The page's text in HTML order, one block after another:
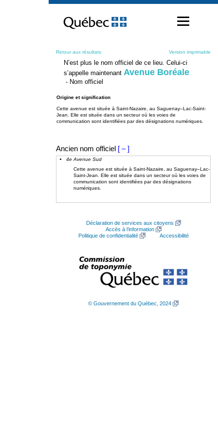
contenu
Retour aux résultats Version imprimable
N’est plus le nom officiel de ce lieu. Celui-ci
s’appelle maintenant Avenue Boréale
- Nom officiel
Origine et signification
Cette avenue est située à Saint-Nazaire, au Saguenay–Lac-Saint-
Jean. Elle est située dans un secteur où les voies de
communication sont identifiées par des désignations numériques.
Ancien nom officiel [ – ]
4e Avenue Sud
Cette avenue est située à Saint-Nazaire, au Saguenay–Lac-
Saint-Jean. Elle est située dans un secteur où les voies de
communication sont identifiées par des désignations
numériques.
Déclaration de services aux citoyens
Accès à l’information
Politique de confidentialité
Accessibilité
© Gouvernement du Québec, 2024